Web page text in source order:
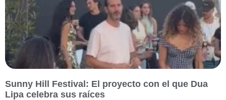
Sunny Hill Festival: El proyecto con el que Dua
Lipa celebra sus raíces